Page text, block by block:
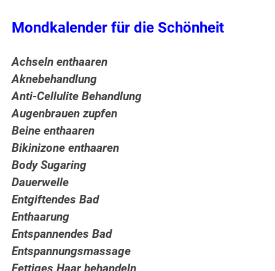
Mondkalender für die Schönheit
Achseln enthaaren
Aknebehandlung
Anti-Cellulite Behandlung
Augenbrauen zupfen
Beine enthaaren
Bikinizone enthaaren
Body Sugaring
Dauerwelle
Entgiftendes Bad
Enthaarung
Entspannendes Bad
Entspannungsmassage